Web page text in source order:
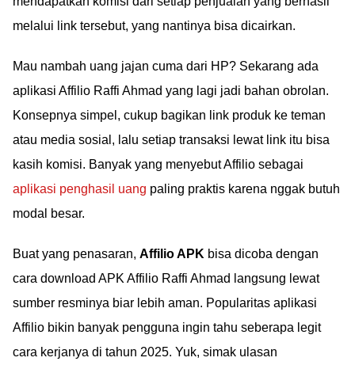
melalui link tersebut, yang nantinya bisa dicairkan.
Mau nambah uang jajan cuma dari HP? Sekarang ada
aplikasi Affilio Raffi Ahmad yang lagi jadi bahan obrolan.
Konsepnya simpel, cukup bagikan link produk ke teman
atau media sosial, lalu setiap transaksi lewat link itu bisa
kasih komisi. Banyak yang menyebut Affilio sebagai
aplikasi penghasil uang paling praktis karena nggak butuh
modal besar.
Buat yang penasaran, Affilio APK bisa dicoba dengan
cara download APK Affilio Raffi Ahmad langsung lewat
sumber resminya biar lebih aman. Popularitas aplikasi
Affilio bikin banyak pengguna ingin tahu seberapa legit
cara kerjanya di tahun 2025. Yuk, simak ulasan